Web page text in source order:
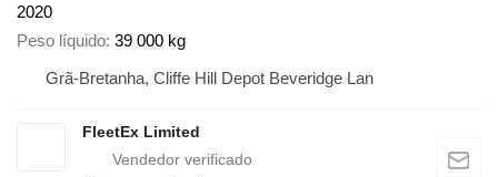
2020
Peso líquido 39 000 kg
Grã-Bretanha, Cliffe Hill Depot Beveridge Lan
FleetEx Limited